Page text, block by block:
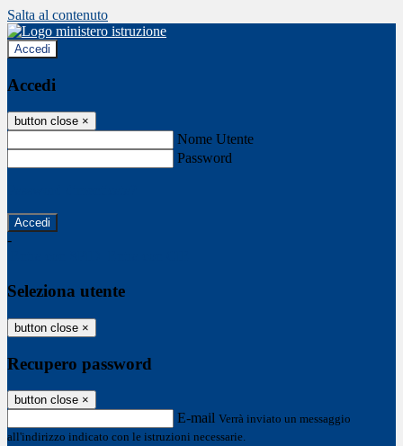
Salta al contenuto
Accedi
Accedi
button close ×
Nome Utente
Password
-
Seleziona utente
button close ×
Recupero password
button close ×
E-mail Verrà inviato un messaggio
all'indirizzo indicato con le istruzioni necessarie.